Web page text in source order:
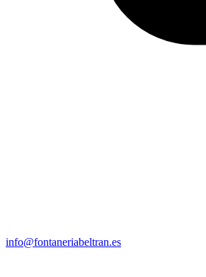
info@fontaneriabeltran.es